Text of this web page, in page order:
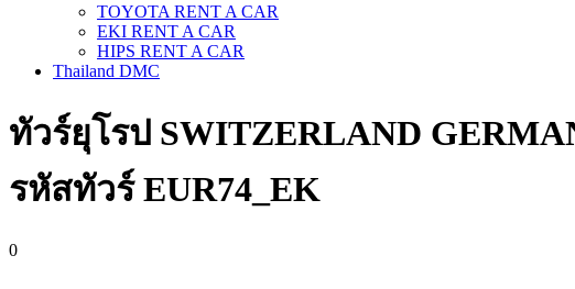
TOYOTA RENT A CAR
EKI RENT A CAR
HIPS RENT A CAR
Thailand DMC
ทัวร์ยุโรป SWITZERLAND
รหัสทัวร์ EUR74_EK
0